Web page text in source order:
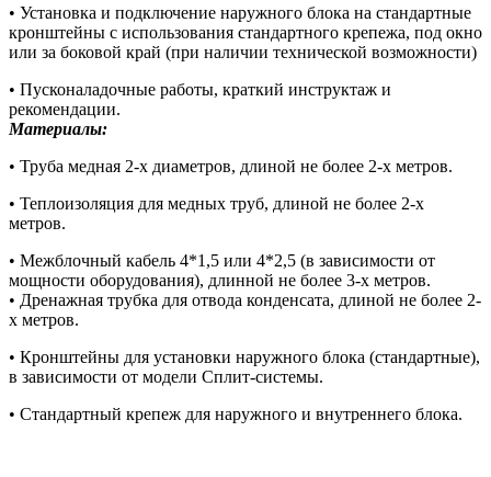
• Установка и подключение наружного блока на стандартные
кронштейны с использования стандартного крепежа, под окно
или за боковой край (при наличии технической возможности)
• Пусконаладочные работы, краткий инструктаж и
рекомендации.
Материалы:
• Труба медная 2-х диаметров, длиной не более 2-х метров.
• Теплоизоляция для медных труб, длиной не более 2-х
метров.
• Межблочный кабель 4*1,5 или 4*2,5 (в зависимости от
мощности оборудования), длинной не более 3-х метров.
• Дренажная трубка для отвода конденсата, длиной не более 2-
х метров.
• Кронштейны для установки наружного блока (стандартные),
в зависимости от модели Сплит-системы.
• Стандартный крепеж для наружного и внутреннего блока.